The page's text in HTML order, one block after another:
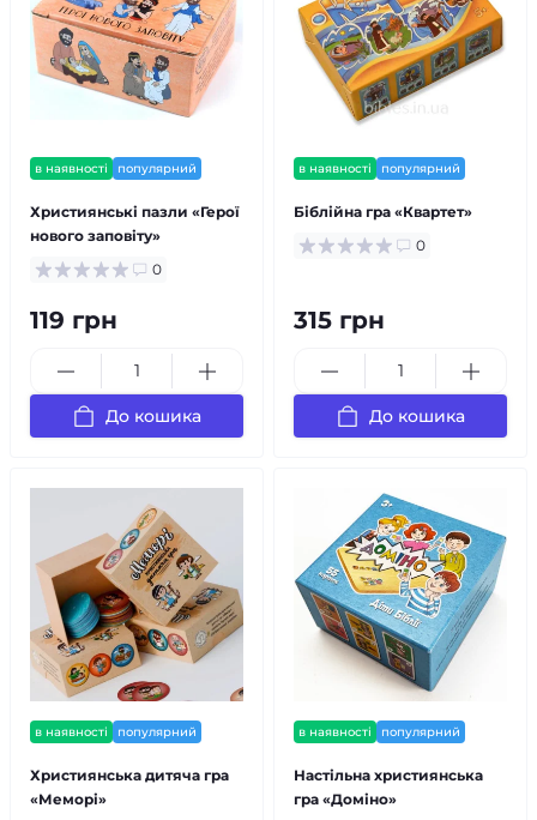
в наявності популярний
Християнські пазли «Герої
нового заповіту»
0
119 грн
До кошика
в наявності популярний
Біблійна гра «Квартет»
0
315 грн
До кошика
в наявності популярний
Християнська дитяча гра
«Меморі»
в наявності популярний
Настільна християнська
гра «Доміно»